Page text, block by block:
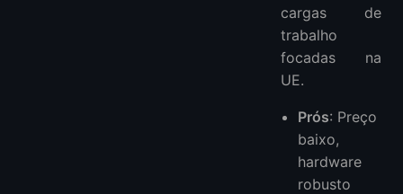
cargas de
trabalho
focadas na
UE.
Prós: Preço
baixo,
hardware
robusto